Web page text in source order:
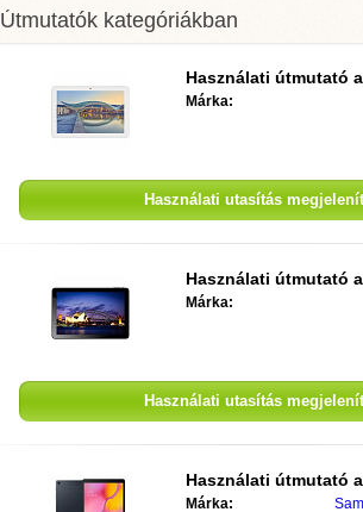
Útmutatók kategóriákban
Használati útmutató a
Márka:
Használati utasítás
Használati útmutató a
Márka:
Használati utasítás
Használati útmutató a
Márka: